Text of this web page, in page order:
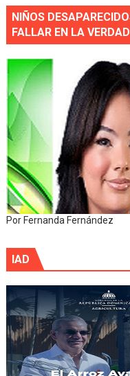
NIÑOS
FALLAR EN LA VERDAD
Por Fernanda Fernández
IAD